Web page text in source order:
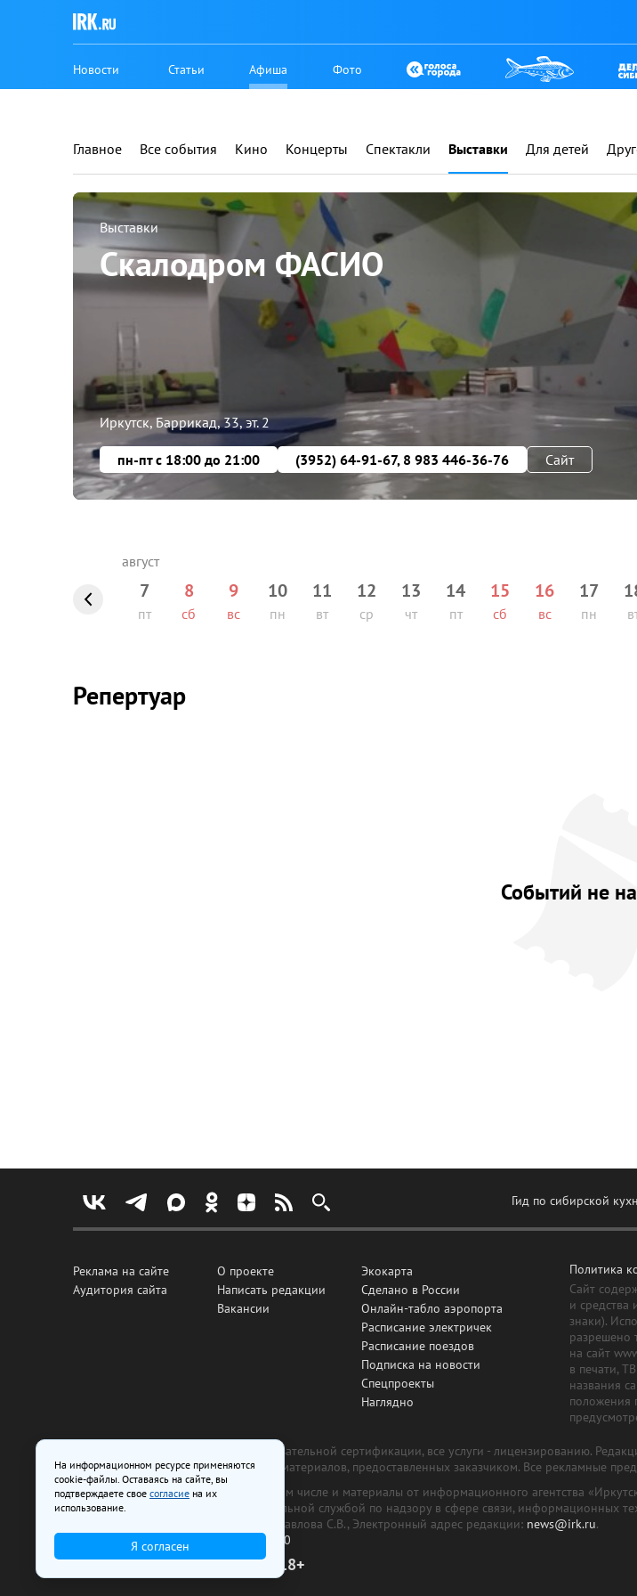
Новости Статьи Афиша Фото
Главное Все события Кино Концерты Спектакли Выставки Для детей
Выставки
Скалодром ФАСИО
Иркутск, Баррикад, 33, эт. 2
пн-пт с 18:00 до 21:00 (3952) 64-91-67, 8 983 446-36-76 Сайт
7
пт
8
сб
9
вс
10
пн
11
вт
12
ср
13
чт
14
пт
15
сб
16
вс
17
пн
Репертуар
Событий не
Гид по сибирской
Реклама на сайте
Аудитория сайта
О проекте
Написать редакции
Вакансии
Экокарта
Сделано в России
Онлайн-табло аэропорта
Расписание электричек
Расписание поездов
Подписка на новости
Спецпроекты
Наглядно
Политика
Сайт
и
знаки).
разрешено
на сайт
в печати,
названия
положения
Все рекламные товары подлежат обязательной сертификации, все услуги - лицензированию.
изготовлена и размещена на основе материалов, предоставленных заказчиком. Все рекламные
На сайте www.irk.ru размещаются в том числе и материалы от информационного агентства
от 29 октября 2018 г., выдан Федеральной службой по надзору в сфере связи, информационных
ООО «Ирк.ру». Главный редактор — Павлова С.В., Электронный адрес редакции: news@irk.ru.
Телефон редакции:
+7 (3952) 48-88-50
18+
На информационном ресурсе применяются
cookie-файлы. Оставаясь на сайте, вы
подтверждаете свое согласие на их
использование.
Я согласен